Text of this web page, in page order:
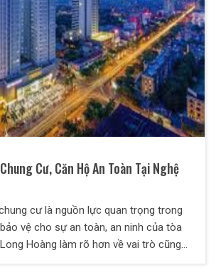
Cư, Căn Hộ An Toàn Tại Nghệ
cư là nguồn lực quan trọng trong
vệ cho sự an toàn, an ninh của tòa
Hoàng làm rõ hơn về vai trò cũng